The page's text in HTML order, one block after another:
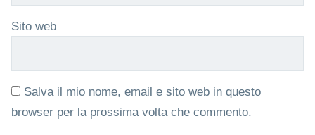
Sito web
Salva il mio nome, email e sito web in questo
browser per la prossima volta che commento.